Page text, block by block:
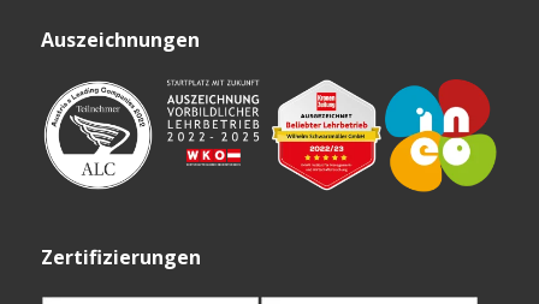
Auszeichnungen
Zertifizierungen